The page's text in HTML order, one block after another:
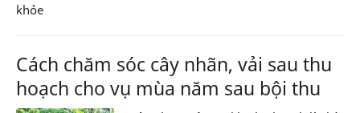
khỏe
Cách chăm sóc cây nhãn, vải sau thu
hoạch cho vụ mùa năm sau bội thu